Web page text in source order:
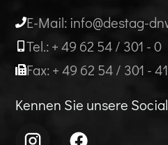
E-Mail: info@destag-
Tel.: + 49 62 54 / 301 - 0
Fax: + 49 62 54 / 301 - 41
Kennen Sie unsere